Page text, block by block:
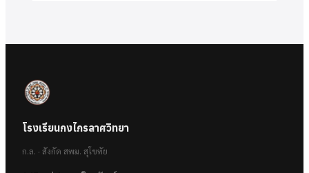
โรงเรียนกงไกรลาศวิทยา
ก.ล. · สังกัด สพม. สุโขทัย